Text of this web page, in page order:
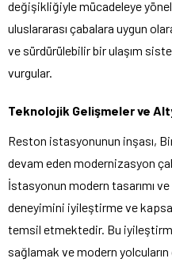
değişikliğiyle mücadeleye
uluslararası çabalara uygun
ve sürdürülebilir bir ulaşım
vurgular.
Teknolojik Gelişmeler ve
Reston istasyonunun inşası,
devam eden modernizasyon
İstasyonun modern tasarımı
deneyimini iyileştirme ve
temsil etmektedir. Bu
sağlamak ve modern